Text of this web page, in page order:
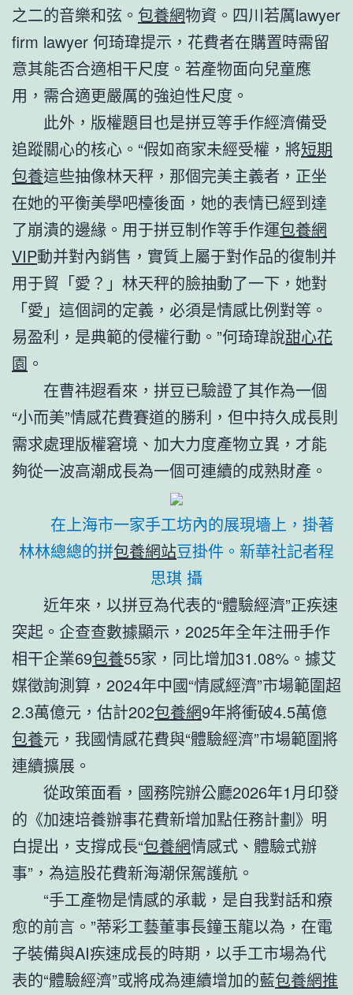
之二的音樂和弦。 包養網物資。四川若厲lawyer
firm lawyer 何琦瑋提示，花費者在購置時需留
意其能否合適相干尺度。若產物面向兒童應
用，需合適更嚴厲的強迫性尺度。
此外，版權題目也是拼豆等手作經濟備受
追蹤關心的核心。“假如商家未經受權，將短期
包養這些抽像林天秤，那個完美主義者，正坐
在她的平衡美學吧檯後面，她的表情已經到達
了崩潰的邊緣。用于拼豆制作等手作運包養網
VIP動并對內銷售，實質上屬于對作品的復制并
用于貿「愛？」林天秤的臉抽動了一下，她對
「愛」這個詞的定義，必須是情感比例對等。
易盈利，是典範的侵權行動。”何琦瑋說甜心花
園 。
在曹祎遐看來，拼豆已驗證了其作為一個
“小而美”情感花費賽道的勝利，但中持久成長則
需求處理版權窘境、加大力度產物立異，才能
夠從一波高潮成長為一個可連續的成熟財產。
在上海市一家手工坊內的展現墻上，掛著
林林總總的拼包養網站豆掛件。新華社記者程
思琪 攝
近年來，以拼豆為代表的“體驗經濟”正疾速
突起。企查查數據顯示，2025年全年注冊手作
相干企業69包養55家，同比增加31.08%。據艾
媒徵詢測算，2024年中國“情感經濟”市場範圍超
2.3萬億元，估計202包養網9年將衝破4.5萬億
包養元，我國情感花費與“體驗經濟”市場範圍將
連續擴展。
從政策面看，國務院辦公廳2026年1月印發
的《加速培養辦事花費新增加點任務計劃》明
白提出，支撐成長“包養網情感式、體驗式辦
事”，為這股花費新海潮保駕護航。
“手工產物是情感的承載，是自我對話和療
愈的前言。”蒂彩工藝董事長鐘玉龍以為，在電
子裝備與AI疾速成長的時期，以手工市場為代
表的“體驗經濟”或將成為連續增加的藍包養網推